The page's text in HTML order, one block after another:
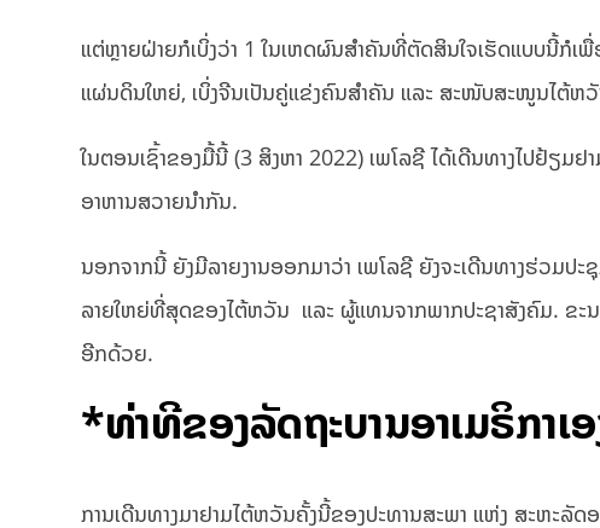
ແຕ່ຫຼາຍຝ່າຍກໍເບິ່ງວ່າ 1 ໃນເຫດຜົນສຳຄັນທີ່ຕັດສິນໃຈເຮັດແບບນີ້ກໍເ
ແຜ່ນດິນໃຫຍ່, ເບິ່ງຈີນເປັນຄູ່ແຂ່ງຄົນສຳຄັນ ແລະ ສະໜັບສະໜູນໄຕ້ຫ
ໃນຕອນເຊົ້າຂອງມື້ນີ້ (3 ສິງຫາ 2022) ເພໂລຊີ ໄດ້ເດີນທາງໄປຢ້ຽ
ອາຫານສວາຍນຳກັນ.
ນອກຈາກນີ້ ຍັງມີລາຍງານອອກມາວ່າ ເພໂລຊີ ຍັງຈະເດີນທາງຮ່ວ
ລາຍໃຫຍ່ທີ່ສຸດຂອງໄຕ້ຫວັນ ແລະ ຜູ້ແທນຈາກພາກປະຊາສັງຄົມ. ຂະນ
ອີກດ້ວຍ.
*ທ່າທີຂອງລັດຖະບານອາເມຣິກາເ
ການເດີນທາງມາຢາມໄຕ້ຫວັນຄັ້ງນີ້ຂອງປະທານສະພາ ແຫ່ງ ສະຫະລັ